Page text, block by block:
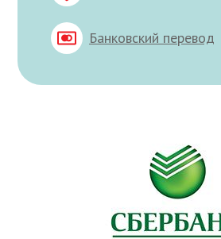
Банковский перевод